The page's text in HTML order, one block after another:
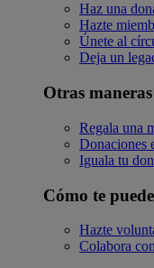
Haz una
Hazte
Únete al
Deja un
Otras
Regala una
Donaciones
Iguala tu
Cómo te
Hazte
Colabora